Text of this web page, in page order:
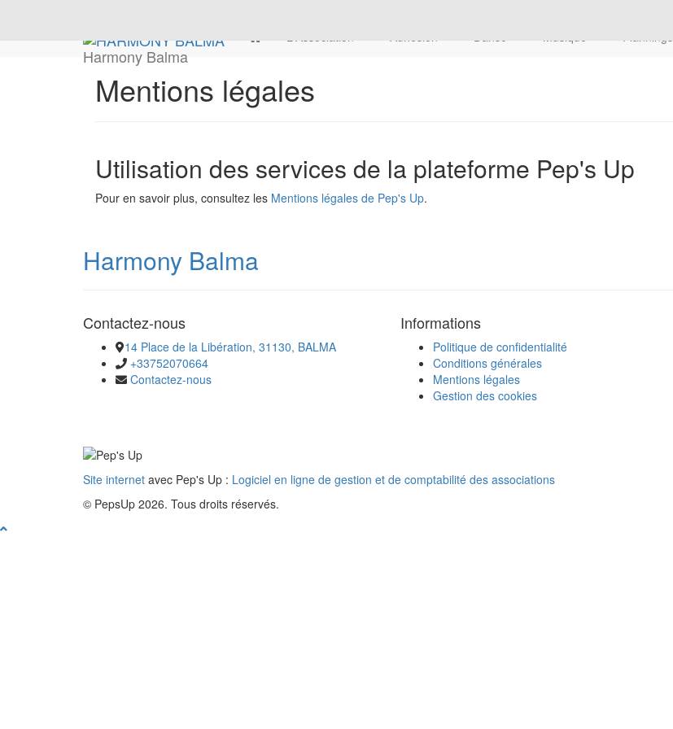
Harmony Balma
L'Association Adhésion Danse Musique Plannings
Mentions légales
Utilisation des services de la plateforme Pep's Up
Pour en savoir plus, consultez les Mentions légales de Pep's Up.
Harmony Balma
Contactez-nous
​​​​​​​14 Place de la Libération, 31130, BALMA
+33752070664
Contactez-nous
Informations
Politique de confidentialité
Conditions générales
Mentions légales
Gestion des cookies
Site internet avec Pep's Up : Logiciel en ligne de gestion et de comptabilité des associations
© PepsUp 2026. Tous droits réservés.